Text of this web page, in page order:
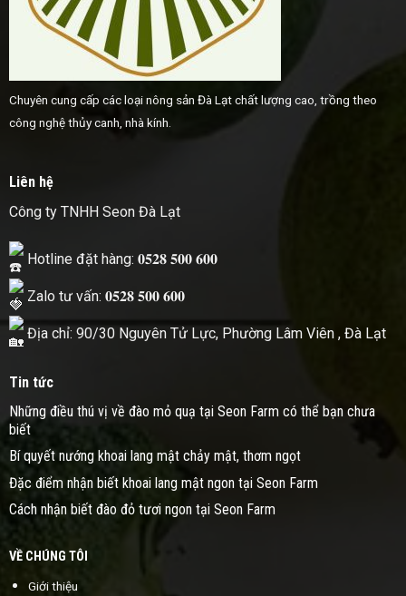
Chuyên cung cấp các loại nông sản Đà Lạt chất lượng cao, trồng theo
công nghệ thủy canh, nhà kính.
Liên hệ
Công ty TNHH Seon Đà Lạt
Hotline đặt hàng: 𝟎𝟓𝟐𝟖 𝟓𝟎𝟎 𝟔𝟎𝟎
Zalo tư vấn: 𝟎𝟓𝟐𝟖 𝟓𝟎𝟎 𝟔𝟎𝟎
Địa chỉ: 90/30 Nguyên Tử Lực, Phường Lâm Viên , Đà Lạt
Tin tức
Những điều thú vị về đào mỏ quạ tại Seon Farm có thể bạn chưa
biết
Bí quyết nướng khoai lang mật chảy mật, thơm ngọt
Đặc điểm nhận biết khoai lang mật ngon tại Seon Farm
Cách nhận biết đào đỏ tươi ngon tại Seon Farm
VỀ CHÚNG TÔI
Giới thiệu